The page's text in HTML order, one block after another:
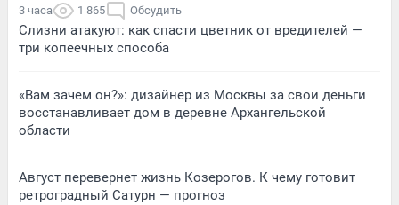
3 часа 1 865 Обсудить
Слизни атакуют: как спасти цветник от вредителей —
три копеечных способа
«Вам зачем он?»: дизайнер из Москвы за свои деньги
восстанавливает дом в деревне Архангельской
области
Август перевернет жизнь Козерогов. К чему готовит
ретроградный Сатурн — прогноз